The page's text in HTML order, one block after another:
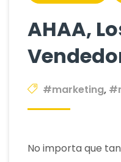
AHAA,
#marketing,
No importa que